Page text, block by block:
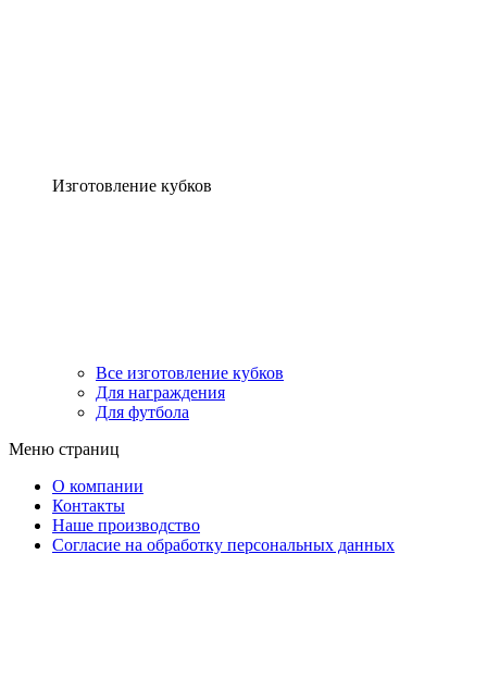
Изготовление кубков
Все изготовление кубков
Для награждения
Для футбола
Меню страниц
О компании
Контакты
Наше производство
Согласие на обработку персональных данных